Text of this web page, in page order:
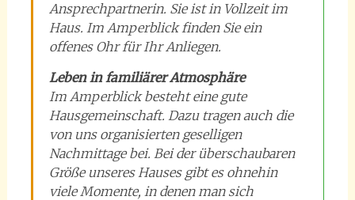
Ansprechpartnerin. Sie ist in Vollzeit im
Haus. Im Amperblick finden Sie ein
offenes Ohr für Ihr Anliegen.
Leben in familiärer Atmosphäre
Im Amperblick besteht eine gute
Hausgemeinschaft. Dazu tragen auch die
von uns organisierten geselligen
Nachmittage bei. Bei der überschaubaren
Größe unseres Hauses gibt es ohnehin
viele Momente, in denen man sich